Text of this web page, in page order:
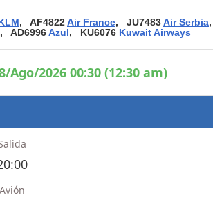
, AF4822Air France, JU7483Air Serbia
, AD6996Azul, KU6076 Kuwait Airways
2026 00:30 (12:30 am)
Avión